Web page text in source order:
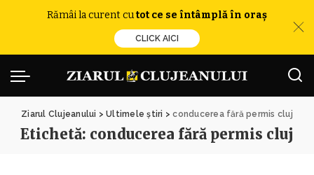
Rămâi la curent cutot ce se întâmplă în oraș
CLICK AICI
Ziarul Clujeanului >Ultimele știri >conducerea fără permis cluj
Etichetă: conducerea fără permis cluj